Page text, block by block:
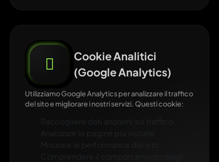
Cookie Analitici
(Google Analytics)
Utilizziamo Google Analytics per analizzare il traffico
del sito e migliorare i nostri servizi. Questi cookie:
Raccogliere dati anonimi sul traffico
Analizzare le pagine più visitate
Misurare le performance del sito
Comprendere il comportamento degli